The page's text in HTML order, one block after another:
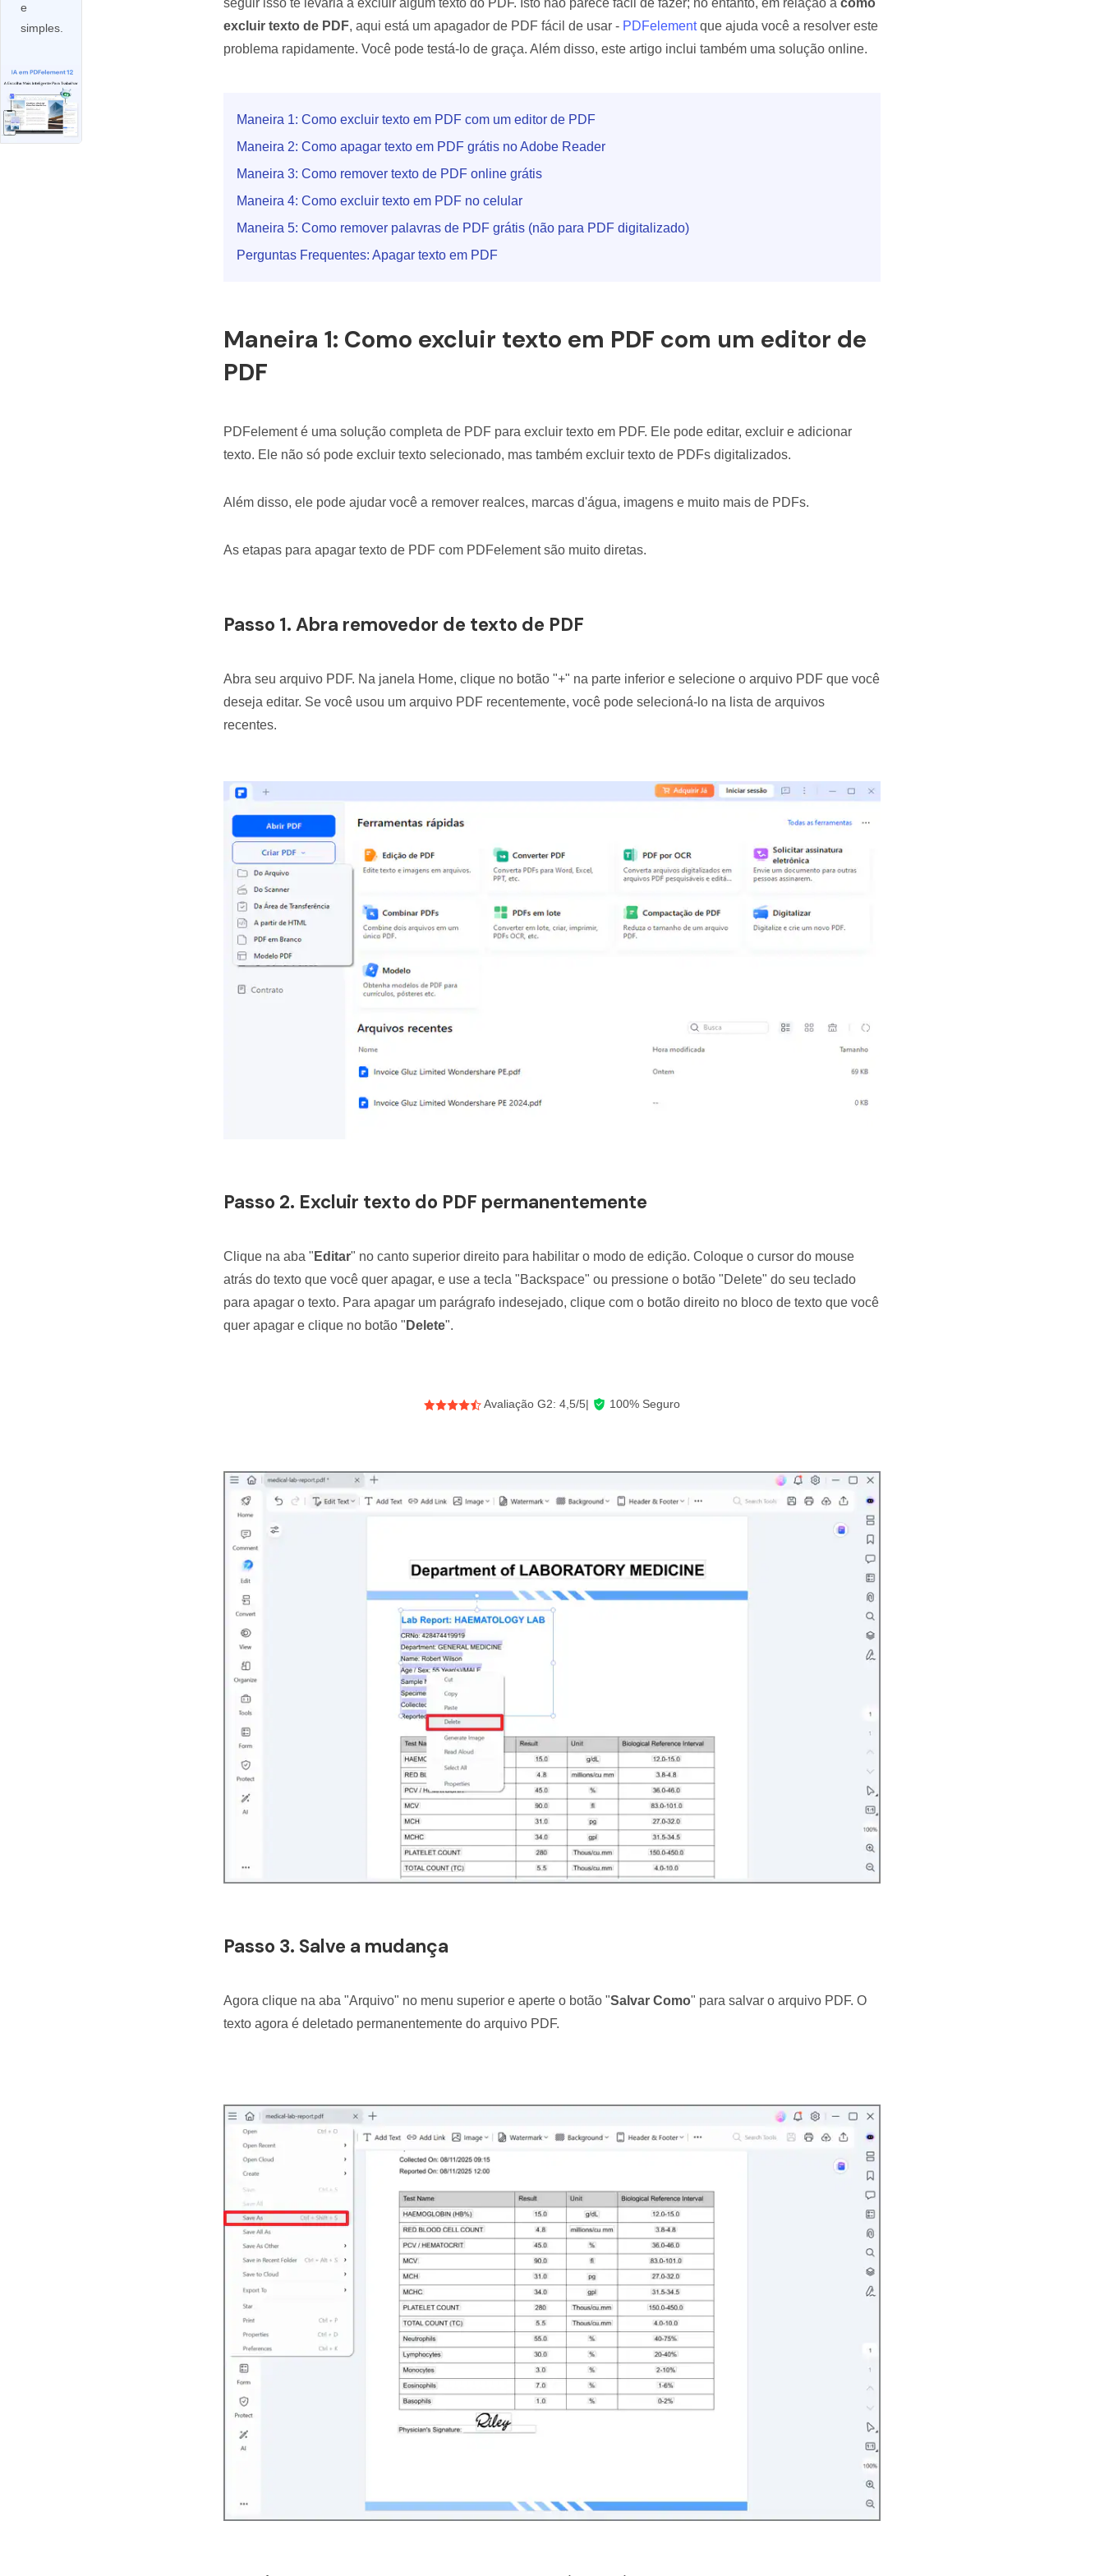
Ver todos os produtos
Freelancer
seguir isso te levaria a excluir algum texto do PDF. Isto não parece fácil de fazer; no entanto, em relação a como
excluir texto de PDF, aqui está um apagador de PDF fácil de usar - PDFelementque ajuda você a resolver este
problema rapidamente. Você pode testá-lo de graça. Além disso, este artigo inclui também uma solução online.
Maneira 1: Como excluir texto em PDF com um editor de PDF
Maneira 2: Como apagar texto em PDF grátis no Adobe Reader
Maneira 3: Como remover texto de PDF online grátis
Maneira 4: Como excluir texto em PDF no celular
Maneira 5: Como remover palavras de PDF grátis (não para PDF digitalizado)
Perguntas Frequentes: Apagar texto em PDF
Maneira 1: Como excluir texto em PDF com um editor de
PDF
PDFelement é uma solução completa de PDF para excluir texto em PDF. Ele pode editar, excluir e adicionar
texto. Ele não só pode excluir texto selecionado, mas também excluir texto de PDFs digitalizados.
Além disso, ele pode ajudar você a remover realces, marcas d'água, imagens e muito mais de PDFs.
As etapas para apagar texto de PDF com PDFelement são muito diretas.
Passo 1. Abra removedor de texto de PDF
Abra seu arquivo PDF. Na janela Home, clique no botão "+" na parte inferior e selecione o arquivo PDF que você
deseja editar. Se você usou um arquivo PDF recentemente, você pode selecioná-lo na lista de arquivos
recentes.
Passo 2. Excluir texto do PDF permanentemente
Clique na aba " Editar" no canto superior direito para habilitar o modo de edição. Coloque o cursor do mouse
atrás do texto que você quer apagar, e use a tecla "Backspace" ou pressione o botão "Delete" do seu teclado
para apagar o texto. Para apagar um parágrafo indesejado, clique com o botão direito no bloco de texto que você
quer apagar e clique no botão " Delete".
Avaliação G2: 4,5/5| 100% Seguro
Passo 3. Salve a mudança
Agora clique na aba "Arquivo" no menu superior e aperte o botão "Salvar Como" para salvar o arquivo PDF. O
texto agora é deletado permanentemente do arquivo PDF.
e
simples.